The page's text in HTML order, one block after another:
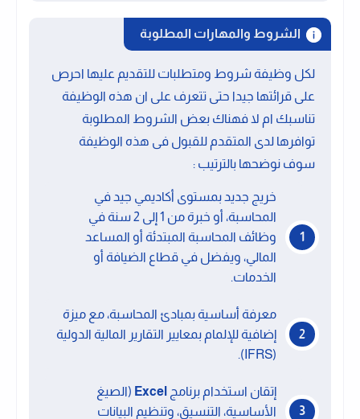
الشروط والمهارات المطلوبة
لكل وظيفة شروط ومتطلبات للتقديم عليها احرص
على قرائتها جيدا حتى تتعرف على ان هذه الوظيفة
تناسبك ام لا فهناك بعض الشروط المطلوبة
توافرها لدى المتقدم للقبول فى هذه الوظيفة
سوف نوضحها بالترتيب :
خريج جديد بمستوى أكاديمي جيد في
المحاسبة، أو خبرة من 1 إلى 2 سنة في
وظائف المحاسبة المبتدئة أو المساعد
المالي، ويفضل في قطاع الضيافة أو
الخدمات.
معرفة أساسية بمبادئ المحاسبة، مع ميزة
إضافية للإلمام بمعايير التقارير المالية الدولية
(IFRS).
إتقان استخدام برنامج Excel (الصيغ
الأساسية، التنسيق، وتنظيم البيانات